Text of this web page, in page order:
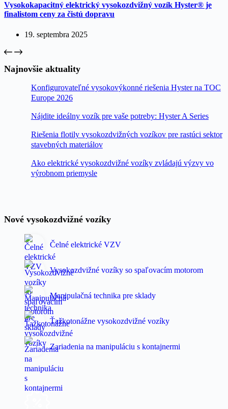
Vysokokapacitný elektrický vysokozdvižný vozík Hyster® je
finalistom ceny za čistú dopravu
19. septembra 2025
Najnovšie aktuality
Konfigurovateľné vysokovýkonné riešenia Hyster na TOC
Europe 2026
Nájdite ideálny vozík pre vaše potreby: Hyster A Series
Riešenia flotily vysokozdvižných vozíkov pre rastúci sektor
stavebných materiálov
Ako elektrické vysokozdvižné vozíky zvládajú výzvy vo
výrobnom priemysle
Nové vysokozdvižné vozíky
Čelné elektrické VZV
Vysokozdvižné vozíky so spaľovacím motorom
Manipulačná technika pre sklady
Ťažkotonážne vysokozdvižné vozíky
Zariadenia na manipuláciu s kontajnermi